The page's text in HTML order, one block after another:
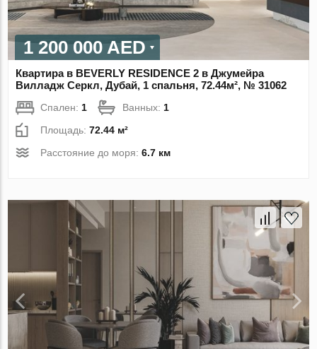
1 200 000 AED
Квартира в BEVERLY RESIDENCE 2 в Джумейра
Вилладж Серкл, Дубай, 1 спальня, 72.44м², № 31062
Спален: 1 Ванных: 1
Площадь:72.44 м²
Расстояние до моря:6.7 км